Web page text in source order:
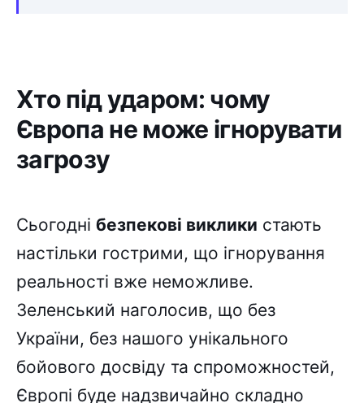
Хто під ударом: чому
Європа не може ігнорувати
загрозу
Сьогодні безпекові виклики стають
настільки гострими, що ігнорування
реальності вже неможливе.
Зеленський наголосив, що без
України, без нашого унікального
бойового досвіду та спроможностей,
Європі буде надзвичайно складно